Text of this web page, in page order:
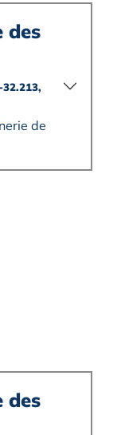
des
de
des